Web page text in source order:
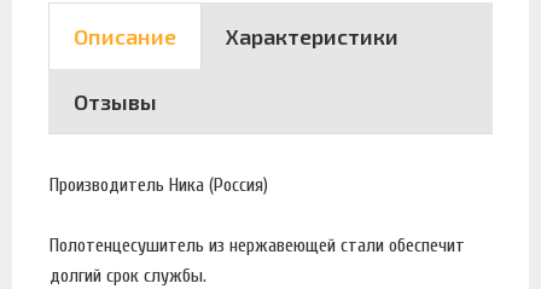
Описание Характеристики
Отзывы
Производитель Ника (Россия)
Полотенцесушитель из нержавеющей стали обеспечит
долгий срок службы.